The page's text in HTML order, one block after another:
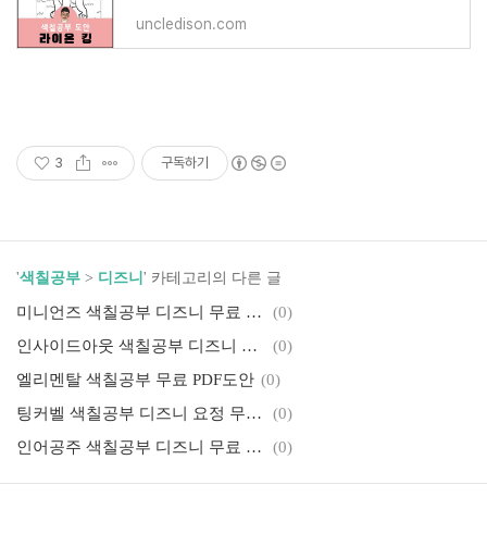
uncledison.com
3 구독하기
'색칠공부 > 디즈니 ' 카테고리의 다른 글
미니언즈 색칠공부 디즈니 무료 PDF도안
(0)
인사이드아웃 색칠공부 디즈니 무료 PDF도안
(0)
엘리멘탈 색칠공부 무료 PDF도안 (0)
팅커벨 색칠공부 디즈니 요정 무료 PDF도안
(0)
인어공주 색칠공부 디즈니 무료 PDF 도안
(0)
엘사 색칠공부 겨울왕국 무료 PDF 도안 (0)